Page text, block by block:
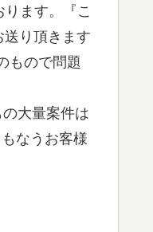
ます。『こ
り頂きます
もので問題
大量案件は
なうお客様